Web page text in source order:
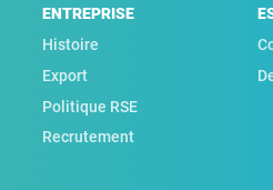
ENTREPRISE
Histoire
Export
Politique RSE
Recrutement